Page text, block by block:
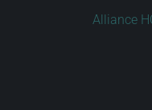
Alliance